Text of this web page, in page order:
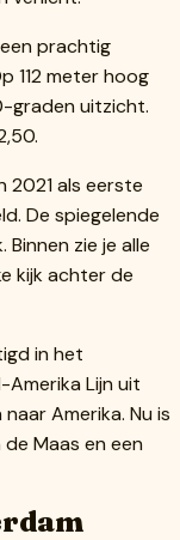
prachtig
112 meter hoog
graden uitzicht.
2021 als eerste
De spiegelende
zie je alle
kijk achter de
in het
Lijn uit
Amerika. Nu is
Maas en een